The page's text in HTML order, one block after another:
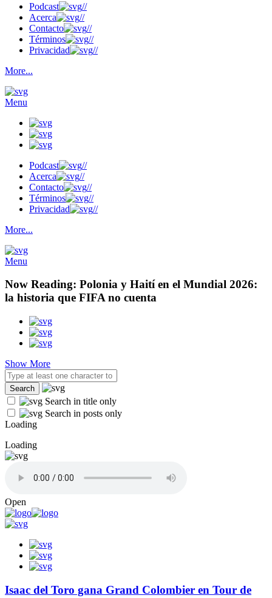
Podcast
//
Acerca
//
Contacto
//
Términos
//
Privacidad
//
More...
Menu
Podcast
//
Acerca
//
Contacto
//
Términos
//
Privacidad
//
More...
Menu
Now Reading: Polonia y Haití en el Mundial 2026:
la historia que FIFA no cuenta
Show More
Search in title only
Search in posts only
Loading
Loading
Open
Isaac del Toro gana Grand Colombier en Tour de